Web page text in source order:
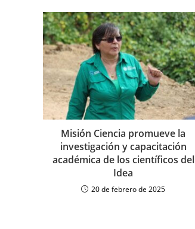
Misión Ciencia promueve la
investigación y capacitación
académica de los científicos del
Idea
20 de febrero de 2025